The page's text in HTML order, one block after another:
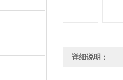
详细说明：